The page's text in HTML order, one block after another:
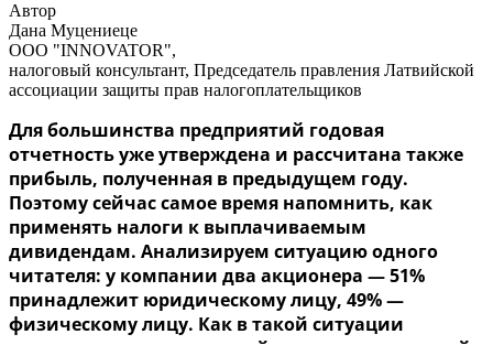
Автор
Дана Муцениеце
ООО "INNOVATOR",
налоговый консультант, Председатель правления Латвийской
ассоциации защиты прав налогоплательщиков
Для большинства предприятий годовая
отчетность уже утверждена и рассчитана также
прибыль, полученная в предыдущем году.
Поэтому сейчас самое время напомнить, как
применять налоги к выплачиваемым
дивидендам. Анализируем ситуацию одного
читателя: у компании два акционера — 51%
принадлежит юридическому лицу, 49% —
физическому лицу. Как в такой ситуации